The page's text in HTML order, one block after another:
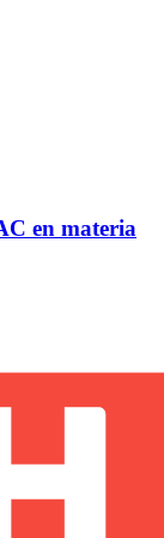
en materia